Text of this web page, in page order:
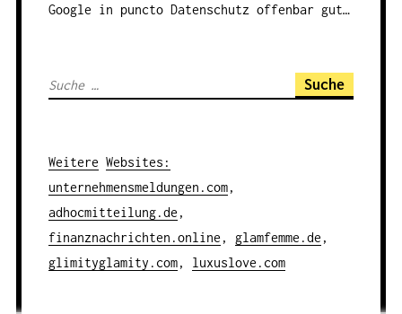
Google in puncto Datenschutz offenbar gut…
S
h
e
n
a
c
Weitere Websites :
unternehmensmeldungen.com,
adhocmitteilung.de ,
finanznachrichten.online , glamfemme.de ,
glimityglamity.com, luxuslove.com